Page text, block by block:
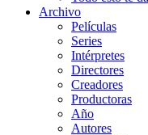
Archivo
Películas
Series
Intérpretes
Directores
Creadores
Productoras
Año
Autores